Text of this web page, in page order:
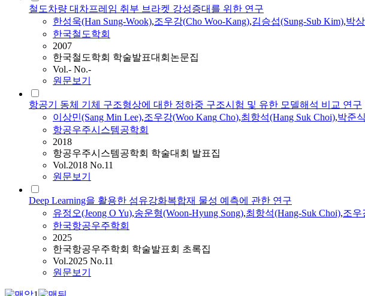
철도차량 대차프레임 취부 브라켓 강성증대를 위한 연구
한성욱(Han Sung-Wook),조우강(Cho Woo-Kang),김승섭(Sung-Sub Kim),박
한국철도학회
2007
한국철도학회 학술발표대회논문집
Vol.- No.-
원문보기
항공기 동체 기체 구조형상에 대한 정하중 구조시험 및 유한 모델해석 비교 연구
이상민(Sang Min Lee),조우강(Woo Kang Cho),최항석(Hang Suk Choi),박준
항공우주시스템공학회
2018
항공우주시스템공학회 학술대회 발표집
Vol.2018 No.11
원문보기
Deep Learning을 활용한 섬유강화복합재 물성 예측에 관한 연구
유정오(Jeong O Yu),송운형(Woon-Hyung Song),최항석(Hang-Suk Choi),조우
한국항공우주학회
2025
한국항공우주학회 학술발표회 초록집
Vol.2025 No.11
원문보기